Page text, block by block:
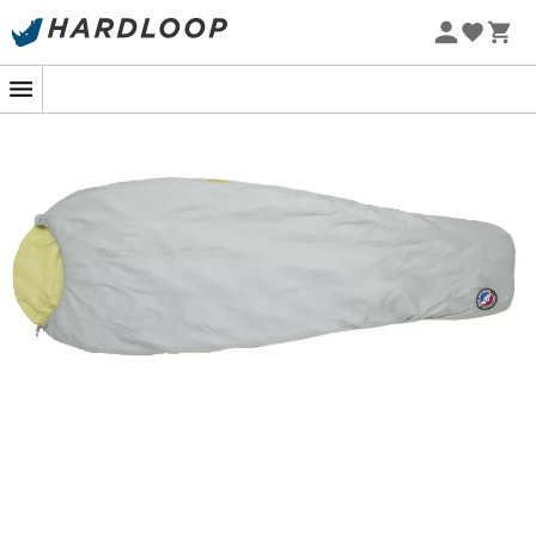
fra Big Agneskommer ind i billedet, klar til at omslutte
dig med varme og komfort. Denne ultralette sovepose er
din bedste allierede mod nattens kuldegysninger, der
Hemmeligheden bag denne kokon ligger i dens
Primaloft® Hi-Loft Ultra Silver-isolering. Denne
avancerede teknologi tilbyder en enestående termisk
isolering, samtidig med at den forbliver utroligt let og
komprimerbar. Farvel til de klodsede poser, der tynger
dine skuldre! Med V Notch UL 40 er hvert gram optimeret
til glæde for din ryg, uanset om du er på vandretur,